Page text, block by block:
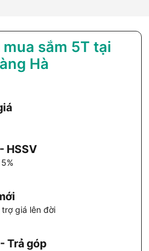
sắm 5T tại
Hà
HSSV
giá lên đời
Trả góp